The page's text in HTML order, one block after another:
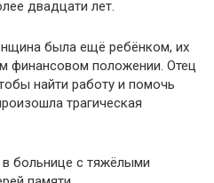
двадцати лет.
была ещё ребёнком, их
финансовом положении. Отец
найти работу и помочь
трагическая
больнице с тяжёлыми